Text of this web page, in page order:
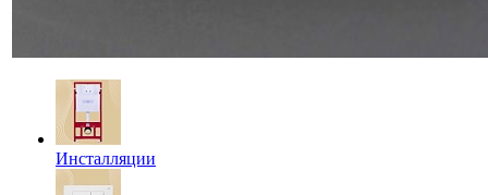
Инсталляции